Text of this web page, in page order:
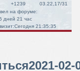
+1239
03.22,17/31
на форуме:
дней 21 час
Сегодня 21:35:35
2021-02-